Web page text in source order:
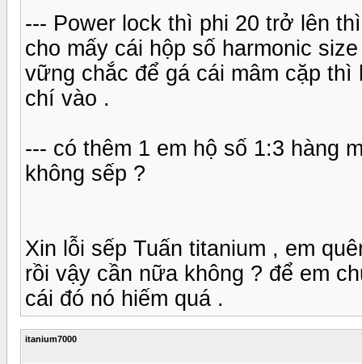
--- Power lock thì phi 20 trở lên
cho mấy cái hộp số harmonic
vững chắc để gá cái mâm cặp
chí vào .
--- có thêm 1 em hộ số 1:3 hàng
không sếp ?
Xin lỗi sếp Tuấn titanium , em
rồi vậy cần nữa không ? để em
cái đó nó hiếm quá .
itanium7000